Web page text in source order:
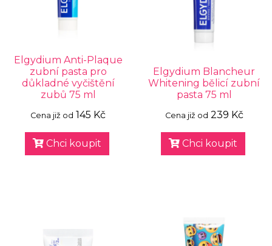
Elgydium Anti-Plaque
zubní pasta pro
důkladné vyčištění
zubů 75 ml
Cena již od 145 Kč
Chci koupit
Elgydium Blancheur
Whitening bělicí zubní
pasta 75 ml
Cena již od 239 Kč
Chci koupit